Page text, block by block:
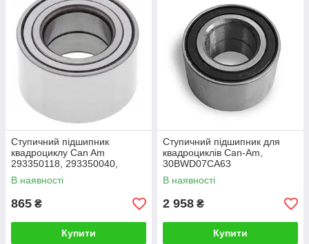
Ступичний підшипник
квадроциклу Can Am
293350118, 293350040,
705400088, 293350150
В наявності
865 ₴
Купити
Cтупичний підшипник для
квадроциклів Can-Am,
30BWD07CA63
В наявності
2 958 ₴
Купити